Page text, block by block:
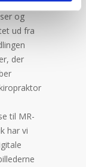
og
ud fra
der
til MR-
har vi